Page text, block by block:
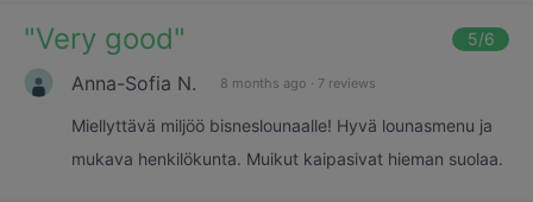
"Very good" 5/6
Anna-Sofia N. 8 months ago · 7 reviews
Miellyttävä miljöö bisneslounaalle! Hyvä lounasmenu ja
mukava henkilökunta. Muikut kaipasivat hieman suolaa.